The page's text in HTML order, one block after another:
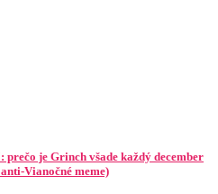
je Grinch všade každý december
Vianočné meme)